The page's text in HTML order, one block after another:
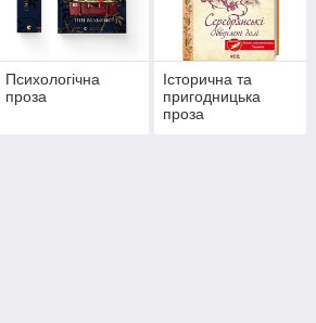
Психологічна
проза
Історична та
пригодницька
проза